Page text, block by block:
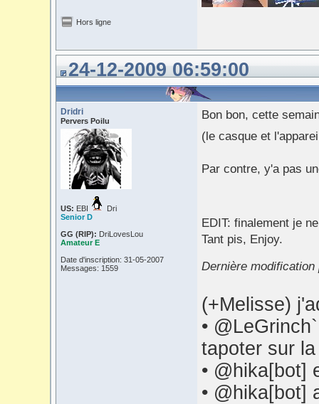
Hors ligne
24-12-2009 06:59:00
Dridri
Pervers Poilu
US: EBI
Dri
Senior D
GG (RIP): DriLovesLou
Amateur E
Date d'inscription: 31-05-2007
Messages: 1559
Bon bon, cette
(le casque et
Par contre, y'a pas
EDIT: finalement je
Tant pis, Enjoy.
Dernière
(+Melisse)
•
tapoter sur
• @hika[bot]
• @hika[bot]